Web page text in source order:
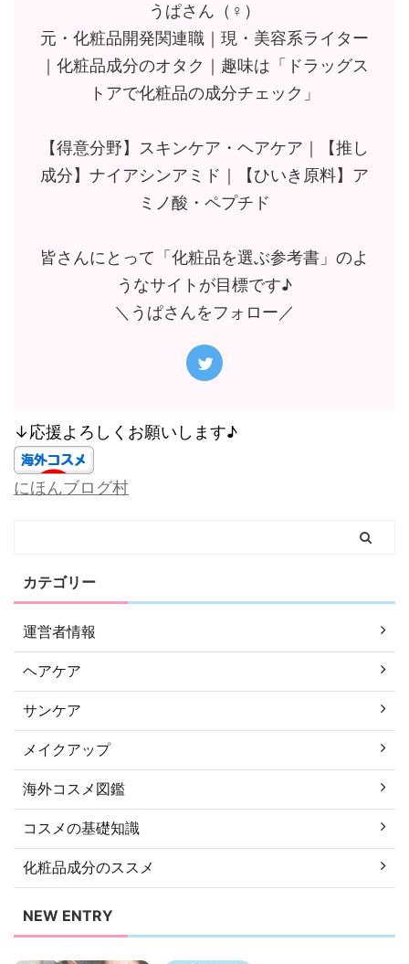
うぱさん（♀）
元・化粧品開発関連職｜現・美容系ライター
｜化粧品成分のオタク｜趣味は「ドラッグス
トアで化粧品の成分チェック」
【得意分野】スキンケア・ヘアケア｜【推し
成分】ナイアシンアミド｜【ひいき原料】ア
ミノ酸・ペプチド
皆さんにとって「化粧品を選ぶ参考書」のよ
うなサイトが目標です♪
＼うぱさんをフォロー／
↓応援よろしくお願いします♪
にほんブログ村
カテゴリー
運営者情報
ヘアケア
サンケア
メイクアップ
海外コスメ図鑑
コスメの基礎知識
化粧品成分のススメ
NEW ENTRY